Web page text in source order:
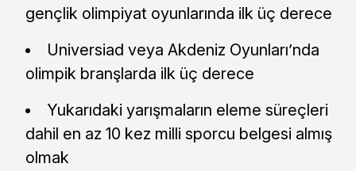
gençlik olimpiyat oyunlarında ilk üç derece
Universiad veya Akdeniz Oyunları’nda
olimpik branşlarda ilk üç derece
Yukarıdaki yarışmaların eleme süreçleri
dahil en az 10 kez milli sporcu belgesi almış
olmak